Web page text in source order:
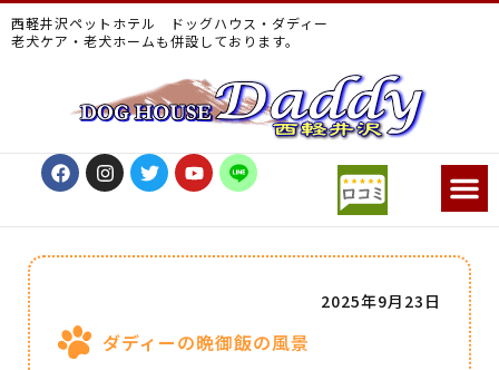
西軽井沢ペットホテル ドッグハウス・ダディー
老犬ケア・老犬ホームも併設しております。
ダディーの晩御飯の風景
2025年9月23日